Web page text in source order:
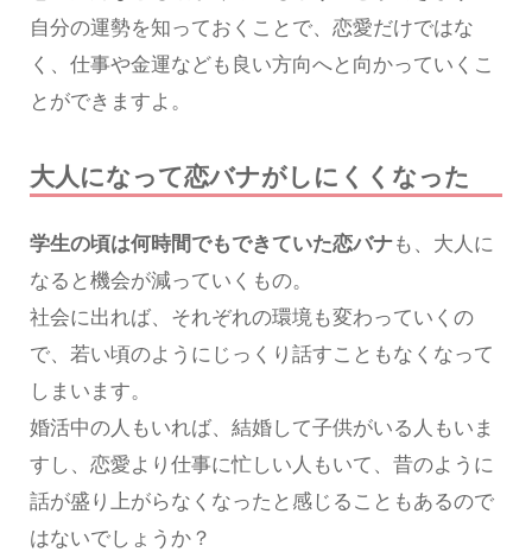
自分の運勢を知っておくことで、恋愛だけではな
く、仕事や金運なども良い方向へと向かっていくこ
とができますよ。
大人になって恋バナがしにくくなった
学生の頃は何時間でもできていた恋バナも、大人に
なると機会が減っていくもの。
社会に出れば、それぞれの環境も変わっていくの
で、若い頃のようにじっくり話すこともなくなって
しまいます。
婚活中の人もいれば、結婚して子供がいる人もいま
すし、恋愛より仕事に忙しい人もいて、昔のように
話が盛り上がらなくなったと感じることもあるので
はないでしょうか？